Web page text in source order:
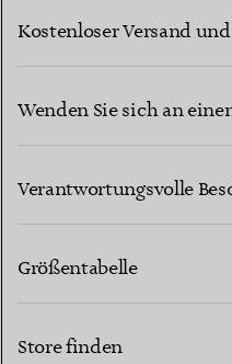
Kostenloser Versand
Wenden Sie sich an
Verantwortungsvolle
Größentabelle
Store finden